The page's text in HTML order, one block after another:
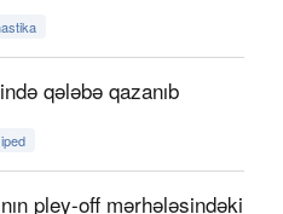
qələbə qazanıb
pley-off mərhələsindəki